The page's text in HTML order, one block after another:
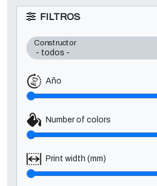
FILTROS
Constructor
Año
Number of colors
Print width (mm)